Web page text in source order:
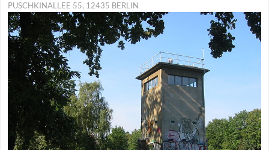
PUSCHKINALLEE 55, 12435 BERLIN